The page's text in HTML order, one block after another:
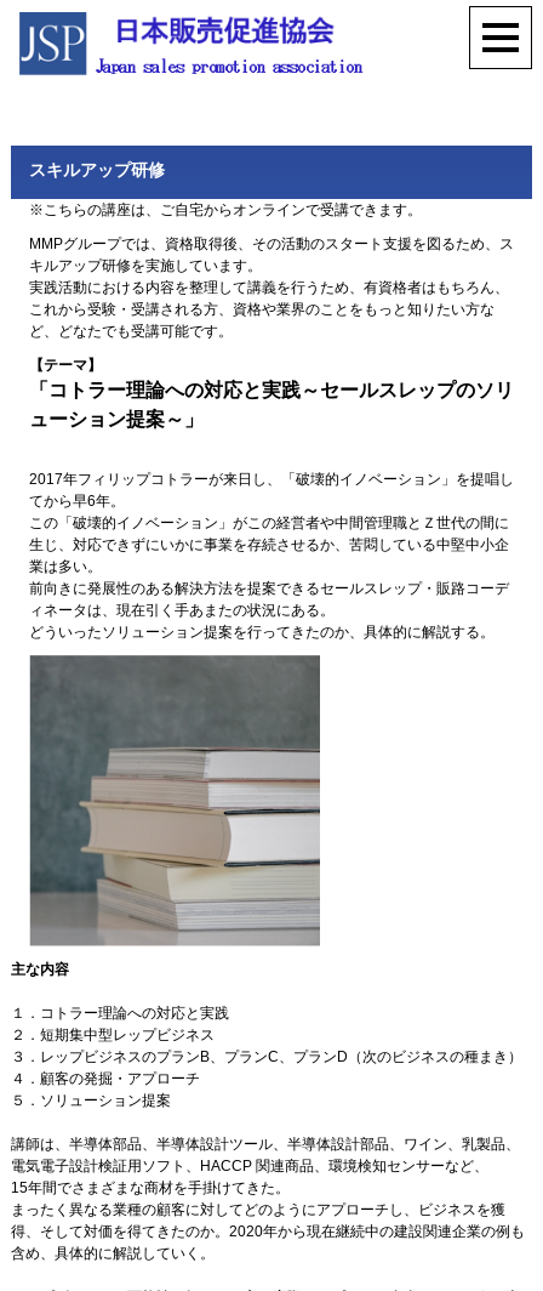
スキルアップ研修
※こちらの講座は、ご自宅からオンラインで受講できます。
MMPグループでは、資格取得後、その活動のスタート支援を図るため、ス
キルアップ研修を実施しています。
実践活動における内容を整理して講義を行うため、有資格者はもちろん、
これから受験・受講される方、資格や業界のことをもっと知りたい方な
ど、どなたでも受講可能です。
【テーマ】
「コトラー理論への対応と実践～セールスレップのソリ
ューション提案～」
2017年フィリップコトラーが来日し、「破壊的イノベーション」を提唱し
てから早6年。
この「破壊的イノベーション」がこの経営者や中間管理職とＺ世代の間に
生じ、対応できずにいかに事業を存続させるか、苦悶している中堅中小企
業は多い。
前向きに発展性のある解決方法を提案できるセールスレップ・販路コーデ
ィネータは、現在引く手あまたの状況にある。
どういったソリューション提案を行ってきたのか、具体的に解説する。
主な内容
１．コトラー理論への対応と実践
２．短期集中型レップビジネス
３．レップビジネスのプランB、プランC、プランD（次のビジネスの種まき）
４．顧客の発掘・アプローチ
５．ソリューション提案
講師は、半導体部品、半導体設計ツール、半導体設計部品、ワイン、乳製品、
電気電子設計検証用ソフト、HACCP 関連商品、環境検知センサーなど、
15年間でさまざまな商材を手掛けてきた。
まったく異なる業種の顧客に対してどのようにアプローチし、ビジネスを獲
得、そして対価を得てきたのか。2020年から現在継続中の建設関連企業の例も
含め、具体的に解説していく。